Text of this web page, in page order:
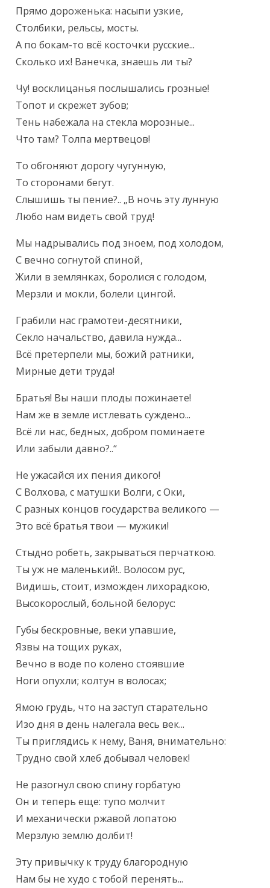
Прямо дороженька: насыпи узкие,
Столбики, рельсы, мосты.
А по бокам-то всё косточки русские...
Сколько их! Ванечка, знаешь ли ты?
Чу! восклицанья послышались грозные!
Топот и скрежет зубов;
Тень набежала на стекла морозные...
Что там? Толпа мертвецов!
То обгоняют дорогу чугунную,
То сторонами бегут.
Слышишь ты пение?.. „В ночь эту лунную
Любо нам видеть свой труд!
Мы надрывались под зноем, под холодом,
С вечно согнутой спиной,
Жили в землянках, боролися с голодом,
Мерзли и мокли, болели цингой.
Грабили нас грамотеи-десятники,
Секло начальство, давила нужда...
Всё претерпели мы, божий ратники,
Мирные дети труда!
Братья! Вы наши плоды пожинаете!
Нам же в земле истлевать суждено...
Всё ли нас, бедных, добром поминаете
Или забыли давно?..“
Не ужасайся их пения дикого!
С Волхова, с матушки Волги, с Оки,
С разных концов государства великого —
Это всё братья твои — мужики!
Стыдно робеть, закрываться перчаткою.
Ты уж не маленький!.. Волосом рус,
Видишь, стоит, изможден лихорадкою,
Высокорослый, больной белорус:
Губы бескровные, веки упавшие,
Язвы на тощих руках,
Вечно в воде по колено стоявшие
Ноги опухли; колтун в волосах;
Ямою грудь, что на заступ старательно
Изо дня в день налегала весь век...
Ты приглядись к нему, Ваня, внимательно:
Трудно свой хлеб добывал человек!
Не разогнул свою спину горбатую
Он и теперь еще: тупо молчит
И механически ржавой лопатою
Мерзлую землю долбит!
Эту привычку к труду благородную
Нам бы не худо с тобой перенять...